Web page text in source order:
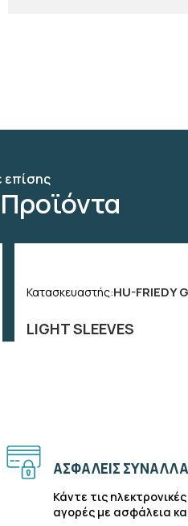
επίσης
LIGHT SLEEVES
Κατασκευαστής:HU-FRIEDY
ΑΣΦΑΛΕΙΣ
Κάντε τις
αγορές με ασφάλεια